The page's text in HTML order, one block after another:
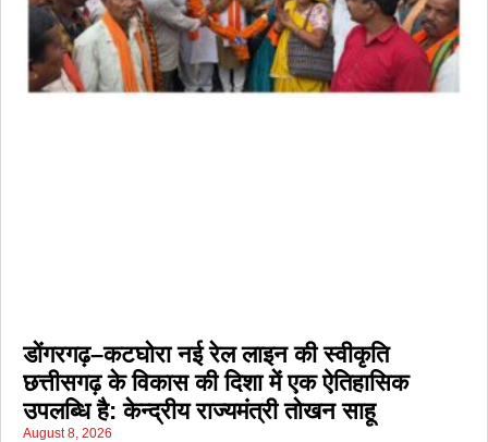
डोंगरगढ़–कटघोरा नई रेल लाइन की स्वीकृति
छत्तीसगढ़ के विकास की दिशा में एक ऐतिहासिक
उपलब्धि है: केन्द्रीय राज्यमंत्री तोखन साहू
August 8, 2026